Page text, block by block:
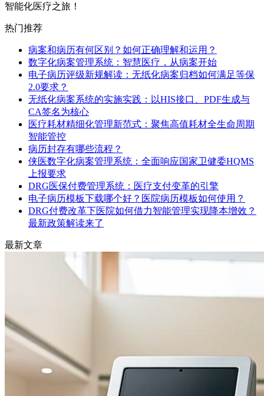
智能化医疗之旅！
热门推荐
病案和病历有何区别？如何正确理解和运用？
数字化病案管理系统：智慧医疗，从病案开始
电子病历评级新规解读：无纸化病案归档如何满足等保
2.0要求？
无纸化病案系统的实施实践：以HIS接口、PDF生成与
CA签名为核心
医疗耗材精细化管理新范式：聚焦高值耗材全生命周期
智能管控
病历封存有哪些流程？
侠医数字化病案管理系统：全面响应国家卫健委HQMS
上报要求
DRG医保付费管理系统：医疗支付变革的引擎
电子病历模板下载哪个好？医院病历模板如何使用？
DRG付费改革下医院如何借力智能管理实现降本增效？
最新政策解读来了
最新文章